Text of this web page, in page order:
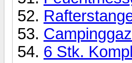
6 Stk.